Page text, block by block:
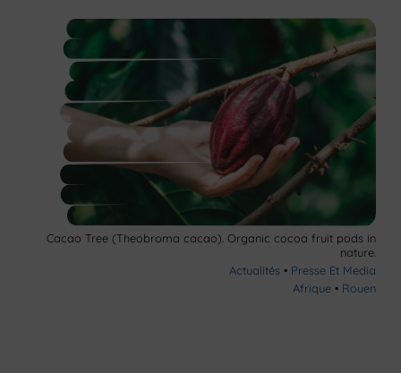
Cacao Tree (Theobroma cacao). Organic cocoa fruit pods in
nature.
Actualités • Presse Et Media
Afrique • Rouen